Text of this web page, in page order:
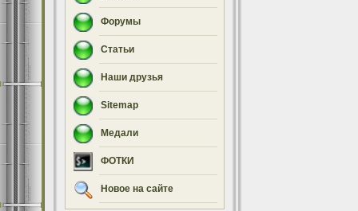
Форумы
Статьи
Наши друзья
Sitemap
Медали
ФОТКИ
Новое на сайте